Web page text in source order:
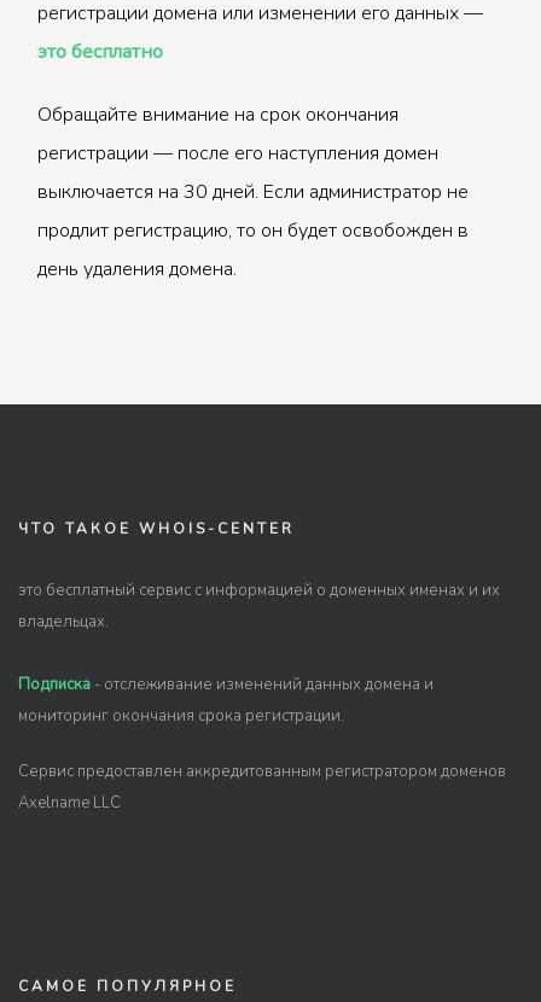
регистрации домена или изменении его данных —
это бесплатно
Обращайте внимание на срок окончания
регистрации — после его наступления домен
выключается на 30 дней. Если администратор не
продлит регистрацию, то он будет освобожден в
день удаления домена.
ЧТО ТАКОЕ WHOIS-CENTER
это бесплатный сервис с информацией о доменных именах и их
владельцах.
Подписка - отслеживание изменений данных домена и
мониторинг окончания срока регистрации.
Сервис предоставлен аккредитованным регистратором доменов
Axelname LLC
САМОЕ ПОПУЛЯРНОЕ